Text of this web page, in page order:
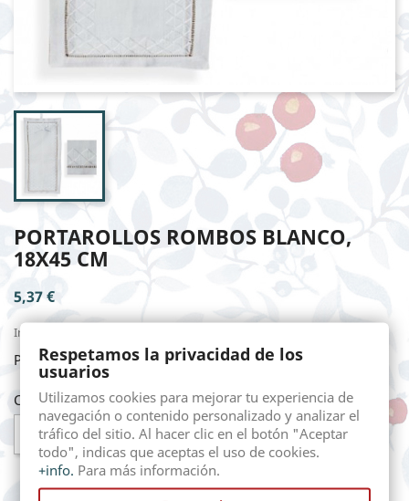
PORTAROLLOS ROMBOS BLANCO,
18X45 CM
5,37 €
Impuestos incluidos
PORTAROLLOS ROMBOS BLANCO, 18X45 cm
Cantidad
 AÑADIR AL CARRITO
Respetamos la privacidad de los
usuarios
Utilizamos cookies para mejorar tu experiencia de
navegación o contenido personalizado y analizar el
tráfico del sitio. Al hacer clic en el botón "Aceptar
todo", indicas que aceptas el uso de cookies.
+info. Para más información.